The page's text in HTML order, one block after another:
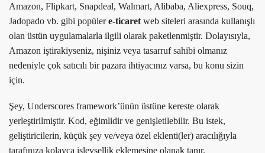
Amazon, Flipkart, Snapdeal, Walmart, Alibaba, Aliexpress, Souq,
Jadopado vb. gibi popülere-ticaret web siteleri arasında kullanışlı
olan üstün uygulamalarla ilgili olarak paketlenmiştir. Dolayısıyla,
Amazon iştirakiyseniz, nişiniz veya tasarruf sahibi olmanız
nedeniyle çok satıcılı bir pazara ihtiyacınız varsa, bu konu sizin
için.
Şey, Underscores framework’ünün üstüne kereste olarak
yerleştirilmiştir. Kod, eğimlidir ve genişletilebilir. Bu istek,
geliştiricilerin, küçük şey ve/veya özel eklenti(ler) aracılığıyla
tarafınıza kolayca işlevsellik eklemesine olanak tanır.